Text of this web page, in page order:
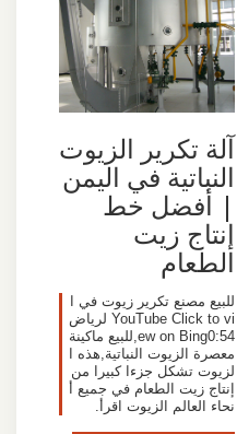
آلة تكرير الزيوت
النباتية في اليمن
| أفضل خط
إنتاج زيت
الطعام
‫للبيع مصنع تكرير زيوت في ا
لرياض‬‎ YouTube Click to vi
ew on Bing0:54,للبيع ماكينة
معصرة الزيوت النباتية,هذه ا
لزيوت تشكل جزءا كبيرا من
إنتاج زيت الطعام في جميع أ
نحاء العالم الزيوت اقرأ.